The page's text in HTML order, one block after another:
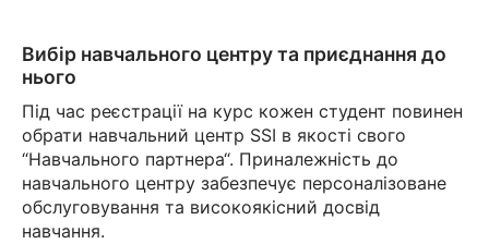
Вибір навчального центру та приєднання до
нього
Під час реєстрації на курс кожен студент повинен
обрати навчальний центр SSI в якості свого
“Навчального партнера“. Приналежність до
навчального центру забезпечує персоналізоване
обслуговування та високоякісний досвід
навчання.